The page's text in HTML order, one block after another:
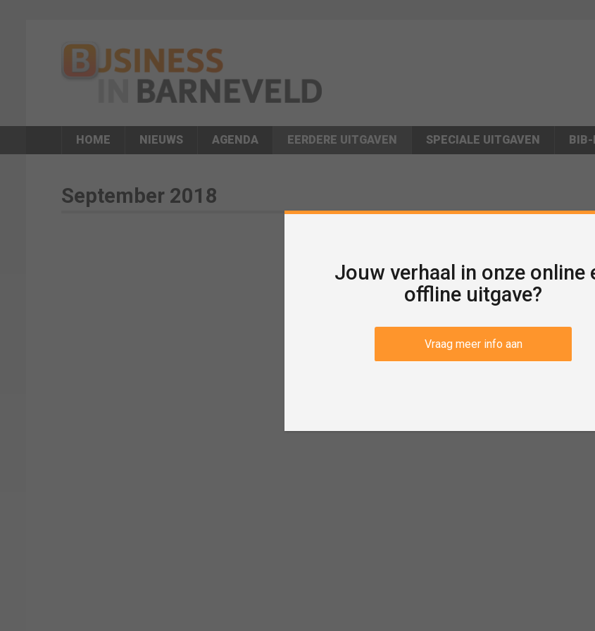
HOME NIEUWS AGENDA EERDERE UITGAVEN SPECIALE UITGAVEN BIB-
September 2018
Jouw verhaal in onze online
offline uitgave?
Vraag meer info aan